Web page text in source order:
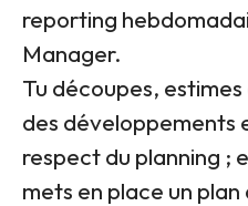
reporting
Manager.
Tu découpes,
des développements
respect du planning ;
mets en place un